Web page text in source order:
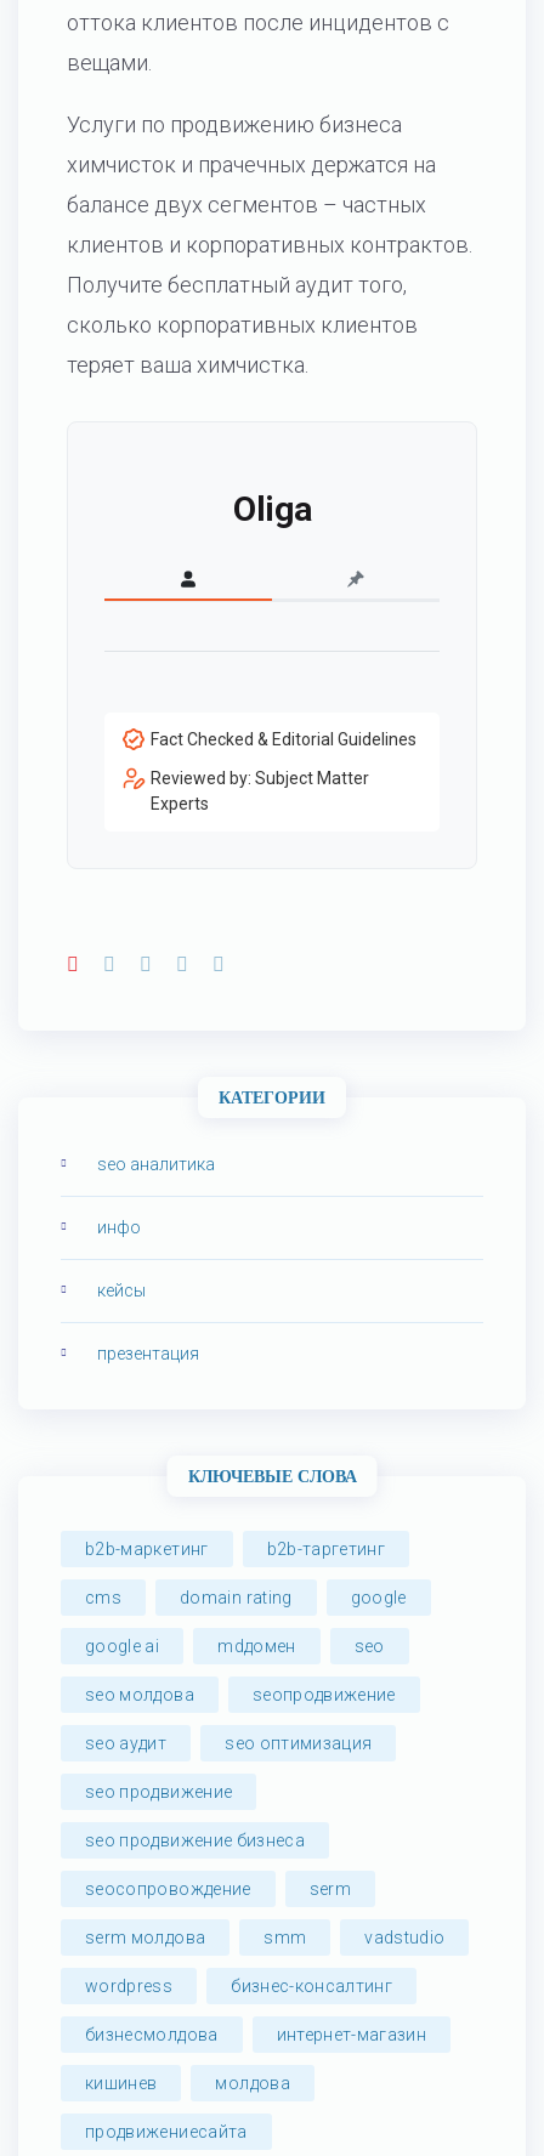
оттока клиентов после инцидентов с
вещами.
Услуги по продвижению бизнеса
химчисток и прачечных держатся на
балансе двух сегментов – частных
клиентов и корпоративных контрактов.
Получите бесплатный аудит того,
сколько корпоративных клиентов
теряет ваша химчистка.
Oliga
Fact Checked & Editorial Guidelines
Reviewed by: Subject Matter
Experts
КАТЕГОРИИ
seo аналитика
инфо
кейсы
презентация
КЛЮЧЕВЫЕ СЛОВА
b2b-маркетинг b2b-таргетинг
cms domain rating google
google ai mdдомен seo
seo молдова seoпродвижение
seo аудит seo оптимизация
seo продвижение
seo продвижение бизнеса
seoсопровождение serm
serm молдова smm vadstudio
wordpress бизнес-консалтинг
бизнесмолдова интернет-магазин
кишинев молдова
продвижениесайта